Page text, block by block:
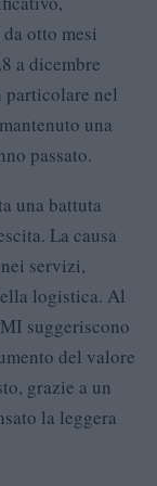
otto mesi
a dicembre
particolare nel
una
passato.
una battuta
La causa
servizi,
logistica. Al
suggeriscono
del valore
grazie a un
la leggera